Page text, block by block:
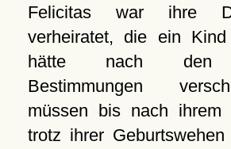
Felicitas war ihre
verheiratet, die ein
hätte nach den
Bestimmungen
müssen bis nach ihrem
trotz ihrer